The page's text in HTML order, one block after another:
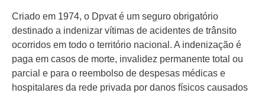
Criado em 1974, o Dpvat é um seguro obrigatório
destinado a indenizar vítimas de acidentes de trânsito
ocorridos em todo o território nacional. A indenização é
paga em casos de morte, invalidez permanente total ou
parcial e para o reembolso de despesas médicas e
hospitalares da rede privada por danos físicos causados